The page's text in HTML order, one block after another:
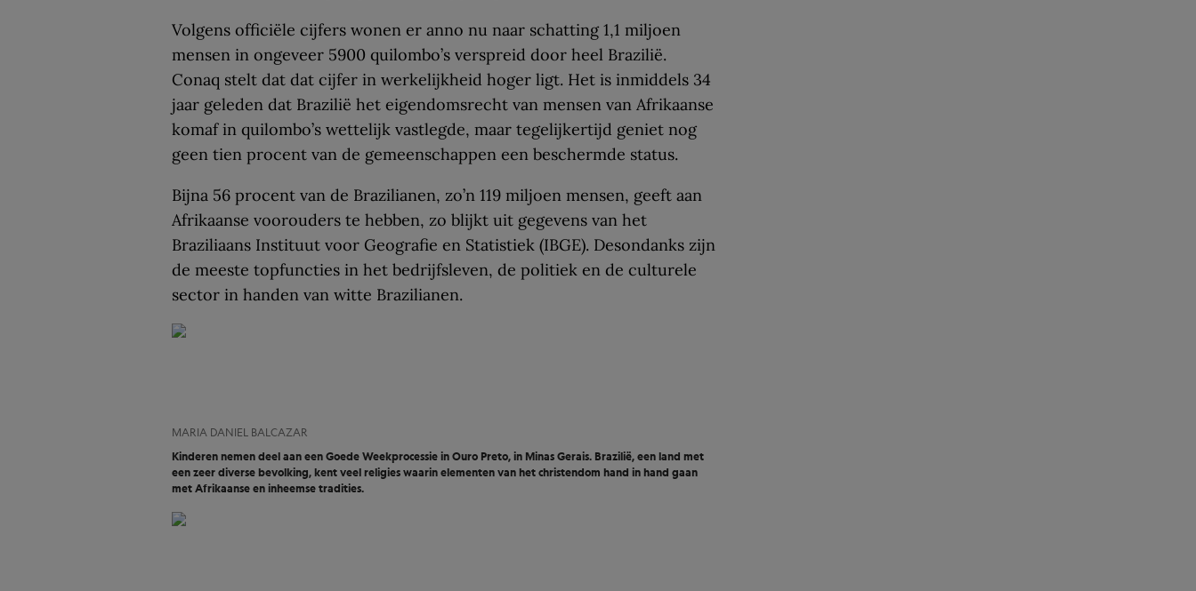
Volgens officiële cijfers wonen er anno nu naar schatting 1,1 miljoen
mensen in ongeveer 5900 quilombo’s verspreid door heel Brazilië.
Conaq stelt dat dat cijfer in werkelijkheid hoger ligt. Het is inmiddels 34
jaar geleden dat Brazilië het eigendomsrecht van mensen van Afrikaanse
komaf in quilombo’s wettelijk vastlegde, maar tegelijkertijd geniet nog
geen tien procent van de gemeenschappen een beschermde status.
Bijna 56 procent van de Brazilianen, zo’n 119 miljoen mensen, geeft aan
Afrikaanse voorouders te hebben, zo blijkt uit gegevens van het
Braziliaans Instituut voor Geografie en Statistiek (IBGE). Desondanks zijn
de meeste topfuncties in het bedrijfsleven, de politiek en de culturele
sector in handen van witte Brazilianen.
MARIA DANIEL BALCAZAR
Kinderen nemen deel aan een Goede Weekprocessie in Ouro Preto, in Minas Gerais. Brazilië, een land met
een zeer diverse bevolking, kent veel religies waarin elementen van het christendom hand in hand gaan
met Afrikaanse en inheemse tradities.